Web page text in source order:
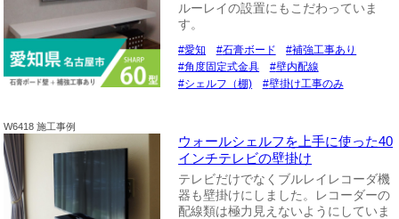
ルーレイの設置にもこだわっていま
す。
愛知 石膏ボード
補強工事あり
角度固定式金具
壁内配線
シェルフ（棚)
壁掛け工事のみ
W6418 施工事例
ウォールシェルフを上手に使った40
インチテレビの壁掛け
テレビだけでなくブルレイレコーダ機
器も壁掛けにしました。レコーダーの
配線類は極力見えないようにしていま